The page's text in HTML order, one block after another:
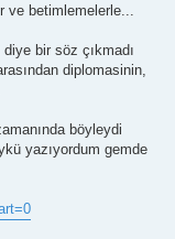
betimlemelerle...
bir söz çıkmadı
diplomasinin,
böyleydi
yazıyordum gemde